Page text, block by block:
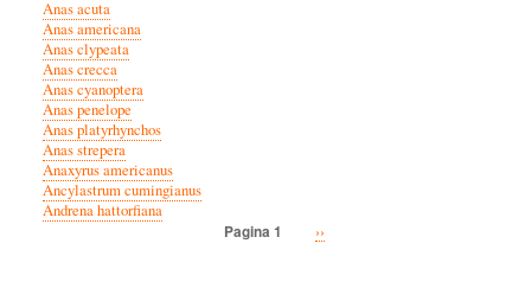
Anas acuta
Anas americana
Anas clypeata
Anas crecca
Anas cyanoptera
Anas penelope
Anas platyrhynchos
Anas strepera
Anaxyrus americanus
Ancylastrum cumingianus
Andrena hattorfiana
Pagina 1
Volgende
››